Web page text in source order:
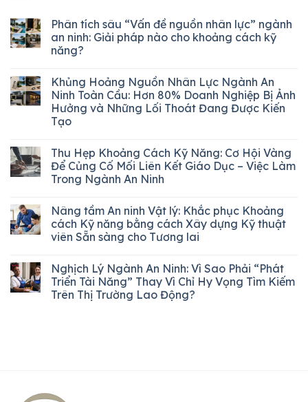
Phân tích sâu “Vấn đề nguồn nhân lực” ngành
an ninh: Giải pháp nào cho khoảng cách kỹ
năng?
Khủng Hoảng Nguồn Nhân Lực Ngành An
Ninh Toàn Cầu: Hơn 80% Doanh Nghiệp Bị Ảnh
Hưởng và Những Lối Thoát Đang Được Kiến
Tạo
Thu Hẹp Khoảng Cách Kỹ Năng: Cơ Hội Vàng
Để Củng Cố Mối Liên Kết Giáo Dục – Việc Làm
Trong Ngành An Ninh
Nâng tầm An ninh Vật lý: Khắc phục Khoảng
cách Kỹ năng bằng cách Xây dựng Kỹ thuật
viên Sẵn sàng cho Tương lai
Nghịch Lý Ngành An Ninh: Vì Sao Phải “Phát
Triển Tài Năng” Thay Vì Chỉ Hy Vọng Tìm Kiếm
Trên Thị Trường Lao Động?